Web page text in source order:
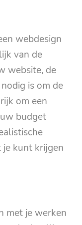
webdesign
van de
website, de
is om de
om een
budget
kunt krijgen
met je werken